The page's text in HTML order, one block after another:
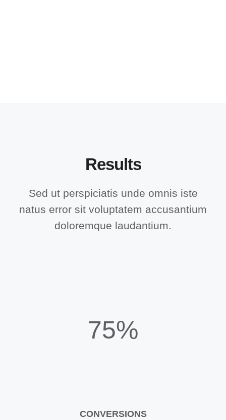
Results
Sed ut perspiciatis unde omnis iste
natus error sit voluptatem accusantium
doloremque laudantium.
75%
CONVERSIONS